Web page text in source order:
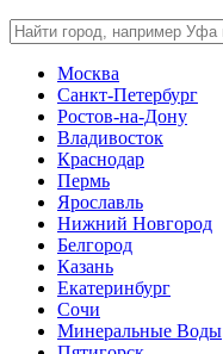
Москва
Санкт-Петербург
Ростов-на-Дону
Владивосток
Краснодар
Пермь
Ярославль
Нижний Новгород
Белгород
Казань
Екатеринбург
Сочи
Минеральные Воды